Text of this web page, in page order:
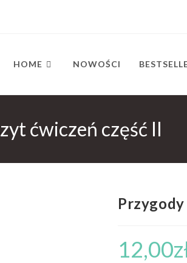
HOME NOWOŚCI
ćwiczeń część II
Przygody
12,00